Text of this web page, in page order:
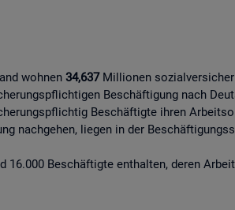
wohnen 34,637Millionen
Beschäftigung nach
Beschäftigte ihren
nachgehen, liegen in der
16.000 Beschäftigte enthalten, deren